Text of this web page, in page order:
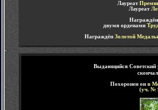
Лауреат
Лауреат
двумя орденами
Награждён Золотой
-
Выдающийся Советский
Похоронен онв
(уч. №